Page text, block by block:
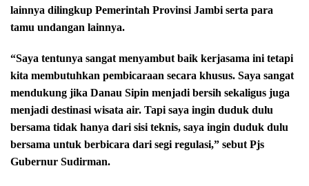
lainnya dilingkup Pemerintah Provinsi Jambi serta para
tamu undangan lainnya.
“Saya tentunya sangat menyambut baik kerjasama ini tetapi
kita membutuhkan pembicaraan secara khusus. Saya sangat
mendukung jika Danau Sipin menjadi bersih sekaligus juga
menjadi destinasi wisata air. Tapi saya ingin duduk dulu
bersama tidak hanya dari sisi teknis, saya ingin duduk dulu
bersama untuk berbicara dari segi regulasi,” sebut Pjs
Gubernur Sudirman.